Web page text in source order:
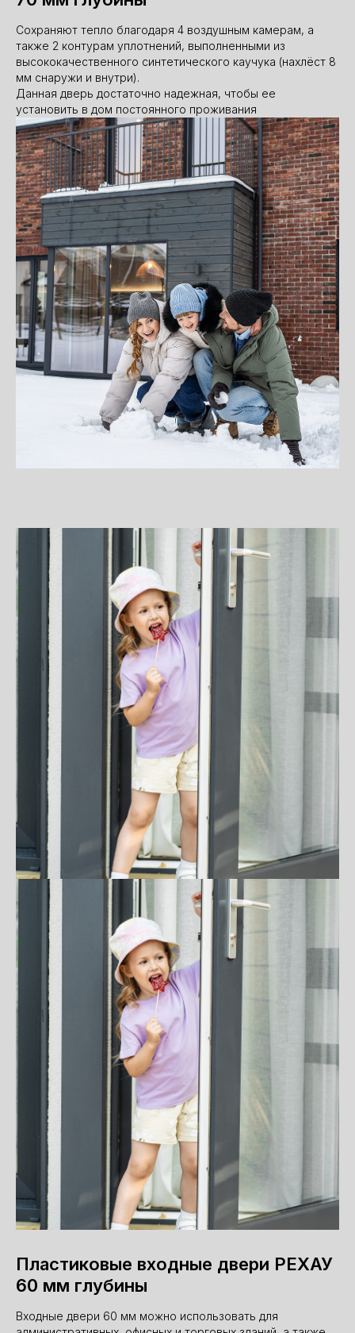
Сохраняют тепло благодаря 4 воздушным камерам, а
также 2 контурам уплотнений, выполненными из
высококачественного синтетического каучука (нахлёст 8
мм снаружи и внутри).
Данная дверь достаточно надежная, чтобы ее
установить в дом постоянного проживания
Пластиковые входные двери РЕХАУ
60 мм глубины
Входные двери 60 мм можно использовать для